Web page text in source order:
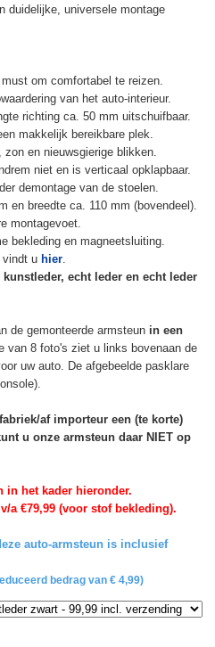
duidelijke, universele montage
om comfortabel te reizen.
van het auto-interieur.
richting ca. 50 mm uitschuifbaar.
makkelijk bereikbare plek.
en nieuwsgierige blikken.
niet en is verticaal opklapbaar.
demontage van de stoelen.
en breedte ca. 110 mm (bovendeel).
montagevoet.
bekleding en magneetsluiting.
vindt u hier.
echt leder en echt leder
de gemonteerde armsteun in een
van 8 foto's ziet u links bovenaan de
uw auto. De afgebeelde pasklare
af importeur een (te korte)
u onze armsteun daar NIET op
in het kader hieronder.
a €79,99 (voor stof bekleding).
auto-armsteun is inclusief
bedrag van € 4,99)